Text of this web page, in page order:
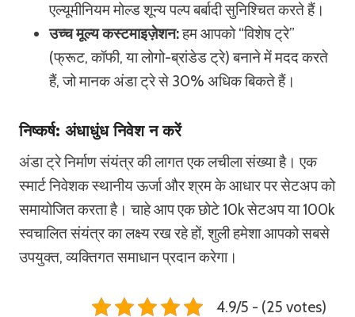
एल्यूमीनियम मोल्ड शून्य पल्प बर्बादी सुनिश्चित करते हैं।
उच्च मूल्य कस्टमाइज़ेशन:हम आपको “विशेष ट्रे”
(फ्रूट, कॉफी, या लोगो-ब्रांडेड ट्रे) बनाने में मदद करते
हैं, जो मानक अंडा ट्रे से 30% अधिक बिकते हैं।
निष्कर्ष: अंधाधुंध निवेश न करें
अंडा ट्रे निर्माण संयंत्र की लागत एक लचीला संख्या है। एक
स्मार्ट निवेशक स्थानीय ऊर्जा और श्रम के आधार पर सेटअप को
समायोजित करता है। चाहे आप एक छोटे 10k सेटअप या 100k
स्वचालित संयंत्र का लक्ष्य रख रहे हों, शुली हमेशा आपको सबसे
उपयुक्त, व्यक्तिगत समाधान प्रदान करेगा।
4.9/5 - (25 votes)